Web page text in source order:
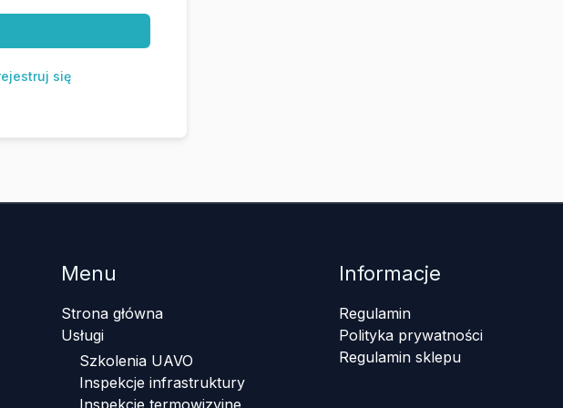
się
Menu
Strona główna
Usługi
Szkolenia UAVO
Inspekcje infrastruktury
Informacje
Regulamin
Polityka prywatności
Regulamin sklepu